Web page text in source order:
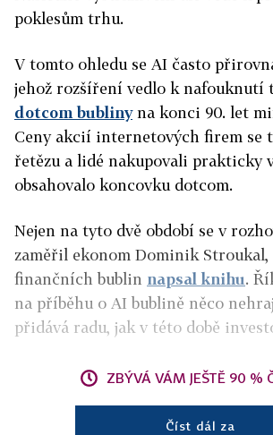
poklesům trhu.
V tomto ohledu se AI často
jehož rozšíření vedlo k nafouknutí
dotcom bublinyna konci 90. let
Ceny akcií internetových firem se
řetězu a lidé nakupovali prakticky
obsahovalo koncovku dotcom.
Nejen na tyto dvě období se v
zaměřil ekonom Dominik
finančních bublin napsal knihu.
na příběhu o AI bublině něco
přidává radu, jak v této době
ZBÝVÁ VÁM JEŠTĚ 90 %
Číst dál za